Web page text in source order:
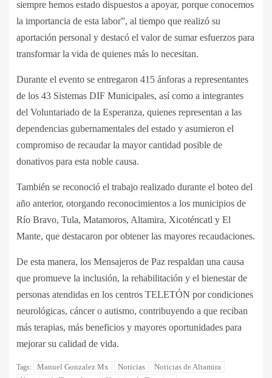
siempre hemos estado dispuestos a apoyar, porque conocemos
la importancia de esta labor”, al tiempo que realizó su
aportación personal y destacó el valor de sumar esfuerzos para
transformar la vida de quienes más lo necesitan.
Durante el evento se entregaron 415 ánforas a representantes
de los 43 Sistemas DIF Municipales, así como a integrantes
del Voluntariado de la Esperanza, quienes representan a las
dependencias gubernamentales del estado y asumieron el
compromiso de recaudar la mayor cantidad posible de
donativos para esta noble causa.
También se reconoció el trabajo realizado durante el boteo del
año anterior, otorgando reconocimientos a los municipios de
Río Bravo, Tula, Matamoros, Altamira, Xicoténcatl y El
Mante, que destacaron por obtener las mayores recaudaciones.
De esta manera, los Mensajeros de Paz respaldan una causa
que promueve la inclusión, la rehabilitación y el bienestar de
personas atendidas en los centros TELETÓN por condiciones
neurológicas, cáncer o autismo, contribuyendo a que reciban
más terapias, más beneficios y mayores oportunidades para
mejorar su calidad de vida.
Tags: Manuel Gonzalez Mx Noticias
Noticias de Altamira